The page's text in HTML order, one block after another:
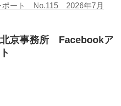
ポート No.115 2026年7月
京事務所 Facebookア